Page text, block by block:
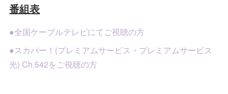
番組表
●全国ケーブルテレビにてご視聴の方
●スカパー！(プレミアムサービス・プレミアムサービス
光) Ch.542をご視聴の方